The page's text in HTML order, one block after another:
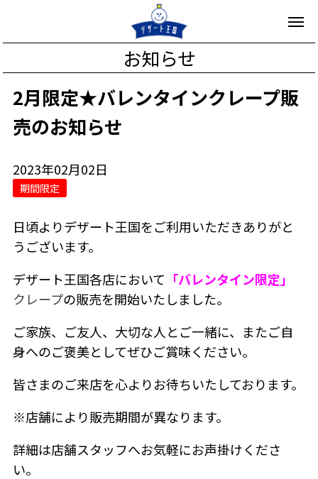
お知らせ
2月限定★バレンタインクレープ販
売のお知らせ
2023年02月02日
期間限定
日頃よりデザート王国をご利用いただきありがと
うございます。
デザート王国各店において 「バレンタイン限定」
クレープの販売を開始いたしました。
ご家族、ご友人、大切な人とご一緒に、またご自
身へのご褒美としてぜひご賞味ください。
皆さまのご来店を心よりお待ちいたしております。
※店舗により販売期間が異なります。
詳細は店舗スタッフへお気軽にお声掛けくださ
い。